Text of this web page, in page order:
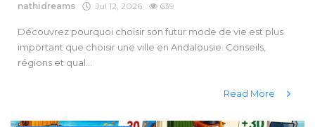
nathidreams Jul 12, 2026 639
Découvrez pourquoi choisir son futur mode de vie est plus
important que choisir une ville en Andalousie. Conseils,
régions et qual...
Read More